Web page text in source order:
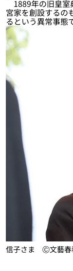
1889年の旧皇室
宮家を創設するの
るという異常事態
信子さま Ⓒ文藝春